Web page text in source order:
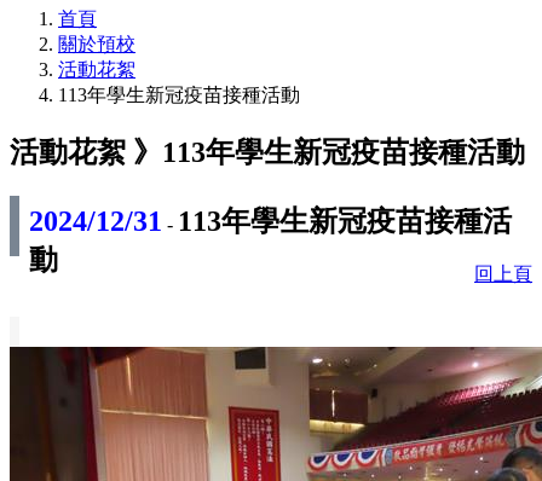
首頁
關於預校
活動花絮
113年學生新冠疫苗接種活動
活動花絮 》 113年學生新冠疫苗接種活動
2024/12/31 - 113年學生新冠疫苗接種活
動
回上頁